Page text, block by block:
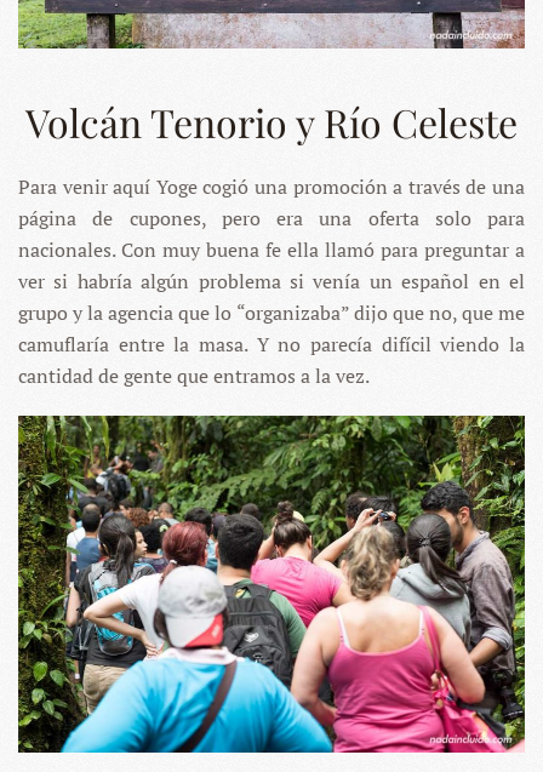
Volcán Tenorio y Río Celeste
Para venir aquí Yoge cogió una promoción a través de una
página de cupones, pero era una oferta solo para
nacionales. Con muy buena fe ella llamó para preguntar a
ver si habría algún problema si venía un español en el
grupo y la agencia que lo “organizaba” dijo que no, que me
camuflaría entre la masa. Y no parecía difícil viendo la
cantidad de gente que entramos a la vez.